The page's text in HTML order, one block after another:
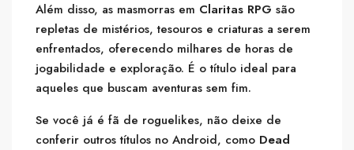
Além disso, as masmorras em Claritas RPG são
repletas de mistérios, tesouros e criaturas a serem
enfrentados, oferecendo milhares de horas de
jogabilidade e exploração. É o título ideal para
aqueles que buscam aventuras sem fim.
Se você já é fã de roguelikes, não deixe de
conferir outros títulos no Android, como Dead